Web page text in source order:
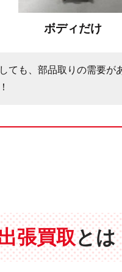
ボディだけ
ても、部品取りの需要が
張買取とは